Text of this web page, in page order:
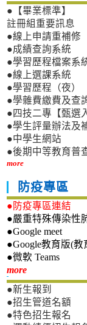
●【畢業標準】
註冊組重要訊息
●線上申請重補修
●成績查詢系統
●學習歷程檔案系
●線上選課系統
●學習歷程（夜）
●學雜費繳費及查
●四技二專【甄選
●學生評量辦法及
●中學生網站
●後期中等教育普
more
防疫專區
●防疫專區連結
●嚴重特殊傳染性
●Google meet
●Google教育版(教
●微軟 Teams
more新生專區
●新生報到
●招生管道名額
●特色招生報名